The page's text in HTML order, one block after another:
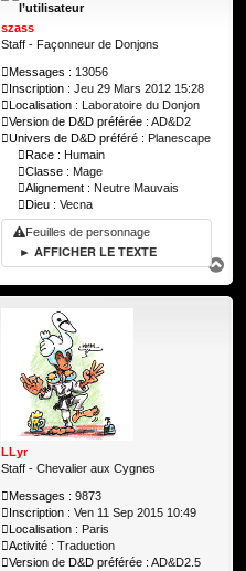
szass
Staff - Façonneur de Donjons
Messages : 13056
Inscription : Jeu 29 Mars 2012 15:28
Localisation : Laboratoire du Donjon
Version de D&D préférée : AD&D2
Univers de D&D préféré : Planescape
Race : Humain
Classe : Mage
Alignement : Neutre Mauvais
Dieu : Vecna
Feuilles de personnage
► AFFICHER LE TEXTE
a
u
LLyr
Staff - Chevalier aux Cygnes
Messages : 9873
Inscription : Ven 11 Sep 2015 10:49
Localisation : Paris
Activité : Traduction
Version de D&D préférée : AD&D2.5